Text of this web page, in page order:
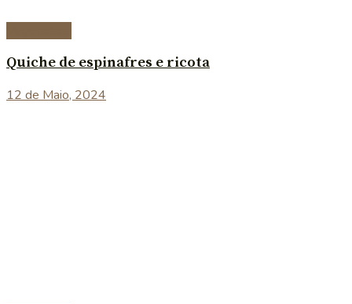
Quiche de espinafres e ricota
12 de Maio, 2024